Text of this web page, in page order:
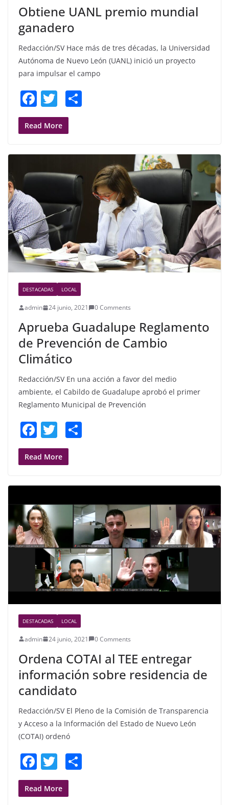
Obtiene UANL premio mundial
ganadero
Redacción/SV Hace más de tres décadas, la Universidad
Autónoma de Nuevo León (UANL) inició un proyecto
para impulsar el campo
F
a
c
o
o
k
T
w
itt
Read More
DESTACADAS LOCAL
admin 24 junio, 2021 0 Comments
Aprueba Guadalupe Reglamento
de Prevención de Cambio
Climático
Redacción/SV En una acción a favor del medio
ambiente, el Cabildo de Guadalupe aprobó el primer
Reglamento Municipal de Prevención
F
a
c
o
o
k
T
w
itt
Read More
DESTACADAS LOCAL
admin 24 junio, 2021 0 Comments
Ordena COTAI al TEE entregar
información sobre residencia de
candidato
Redacción/SV El Pleno de la Comisión de Transparencia
y Acceso a la Información del Estado de Nuevo León
(COTAI) ordenó
F
a
c
T
w
itt
Read More